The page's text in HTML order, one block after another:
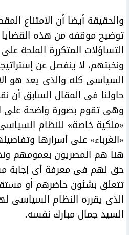
والحقيقة أيضا أن الامتناع
توضيح موقفه من هذه القضايا
التساؤلات المتكررة الملحة
ونخبتهم، لا ينفصل عن
السياسى كله والذى يعد هو
حاولنا فى المقال السابق أن
وهى تقوم بصورة واضحة على
«ملكية خاصة» للنظام
«الغرباء» على أسرارها
هنا هم المصريون بعمومهم
حق لهم فى معرفة أى إجابة
تتعلق بشئون حاضرهم أو
الذى يقرره النظام السياسى
السيد جمال مبارك نفسه.